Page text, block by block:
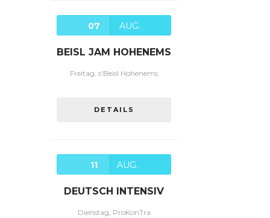
07 AUG.
BEISL JAM HOHENEMS
Freitag, s'Beisl Hohenems
DETAILS
11 AUG.
DEUTSCH INTENSIV
Dienstag, ProKonTra